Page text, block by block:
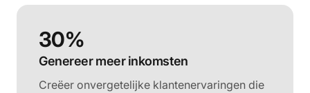
30%
Genereer meer inkomsten
Creëer onvergetelijke klantenervaringen die